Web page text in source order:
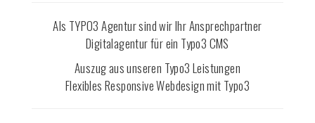
Als TYPO3 Agentur sind wir Ihr Ansprechpartner
Digitalagentur für ein Typo3 CMS
Auszug aus unseren Typo3 Leistungen
Flexibles Responsive Webdesign mit Typo3